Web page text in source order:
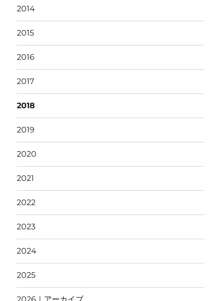
2014
2015
2016
2017
2018
2019
2020
2021
2022
2023
2024
2025